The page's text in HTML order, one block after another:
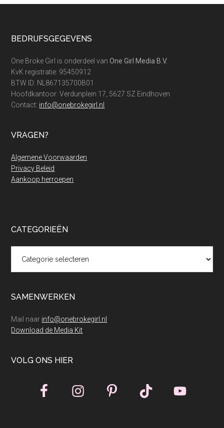
Footer
BEDRIJFSGEGEVENS
One Broke Girl is onderdeel vanOne Girl Media B.V.
KvK registratie: 95450912
BTW ID: NL867135700B01
Hoofdkantoor: Verdunplein 17, 5627 SZ Eindhoven
Contact: info@onebrokegirl.nl
VRAGEN?
Algemene Voorwaarden
Privacy Beleid
Aankoop herroepen
CATEGORIEËN
SAMENWERKEN
Mail naar info@onebrokegirl.nl
Download de Media Kit
VOLG ONS HIER